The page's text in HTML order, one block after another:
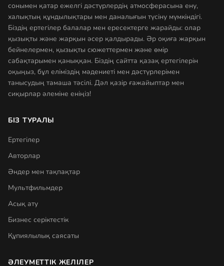
сонымен қатар ежелгі дәстүрлердің атмосферасына ену,
халықтың құндылықтары мен даналығын түсіну мүмкіндігі.
Біздің ертегілер балалар мен ересектерге жарайды: олар
қызықты және жарқын әсер қалдырады. Әр оқиға жарқын
бейнелермен, қызықты сюжеттермен және өмір
сабақтарымен қаныққан. Біздің сайтта қазақ ертегілерін
оқыңыз, бұл еліміздің мәдениеті мен дәстүрлерімен
танысудың тамаша тәсілі. Дәл қазір ғажайыптар мен
сиқырлар әлеміне еніңіз!
БІЗ ТУРАЛЫ
Ертегілер
Авторлар
Әндер мен тақпақтар
Мультфильмдер
Асық ату
Бизнес серіктестік
Құпиялылық саясаты
ӘЛЕУМЕТТІК ЖЕЛІЛЕР